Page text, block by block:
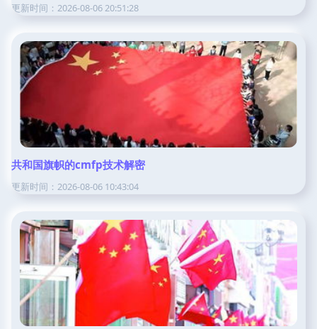
更新时间：2026-08-06 20:51:28
共和国旗帜的cmfp技术解密
更新时间：2026-08-06 10:43:04